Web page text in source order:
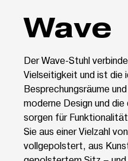
Wave
Der Wave-Stuhl
Vielseitigkeit und ist die
Besprechungsräume
moderne Design und
sorgen für
Sie aus einer Vielzahl
vollgepolstert, aus